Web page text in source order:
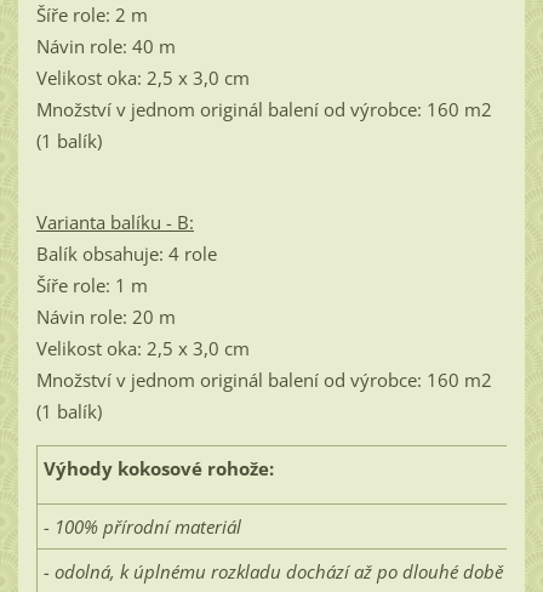
Šíře role: 2 m
Návin role: 40 m
Velikost oka: 2,5 x 3,0 cm
Množství v jednom originál balení od výrobce: 160 m2
(1 balík)
Varianta balíku - B:
Balík obsahuje: 4 role
Šíře role: 1 m
Návin role: 20 m
Velikost oka: 2,5 x 3,0 cm
Množství v jednom originál balení od výrobce: 160 m2
(1 balík)
Výhody kokosové rohože:
- 100% přírodní materiál
- odolná, k úplnému rozkladu dochází až po dlouhé době